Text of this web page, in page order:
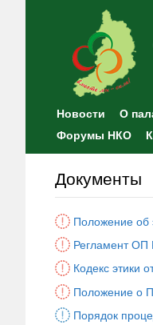
Новости О
Форумы НКО
Документы
Положение об
Регламент ОП
Кодекс этики
Положение о
Порядок